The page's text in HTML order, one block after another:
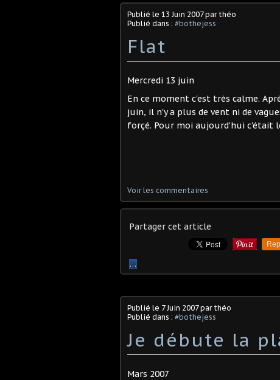
Publié le 13 Juin 2007par théo
Publié dans : #bothejess
Flat
Mercredi 13 juin
En ce moment c'est très calme.
juin, il n'y a plus de vent ni de
forçé. Pour moi aujourd'hui c'était
Voir les commentaires
Partager cet article
…
Publié le 7 Juin 2007par théo
Publié dans : #bothejess
Je débute la
Mars 2007